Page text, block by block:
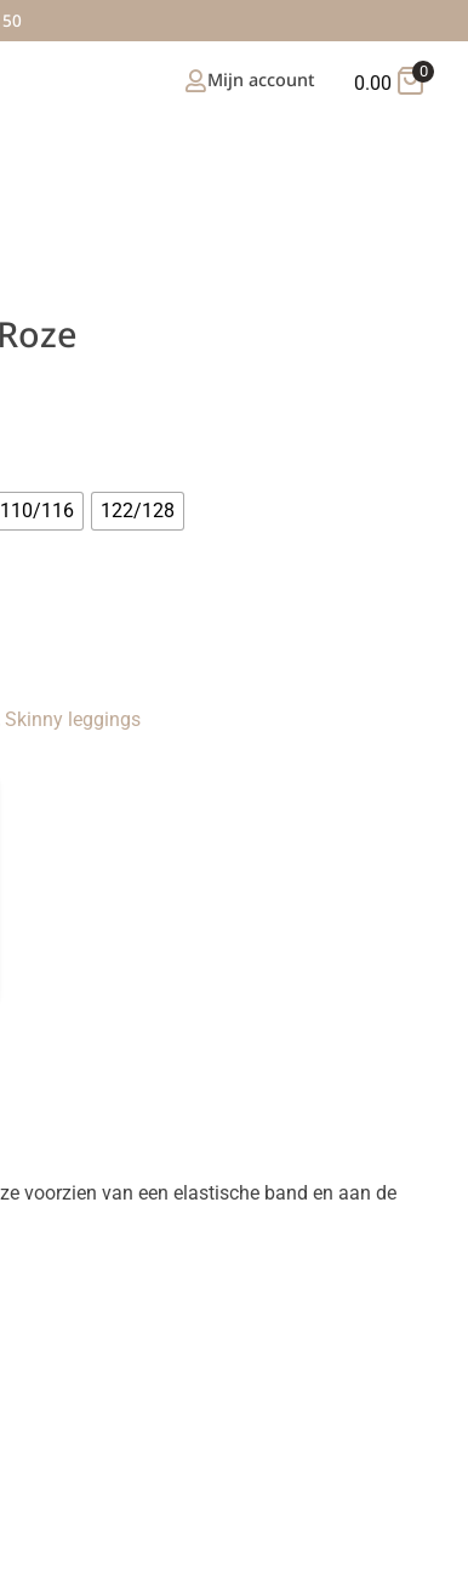
Mijn account 0.00
0
110/116 122/128
Skinny leggings
voorzien van een elastische band en aan de